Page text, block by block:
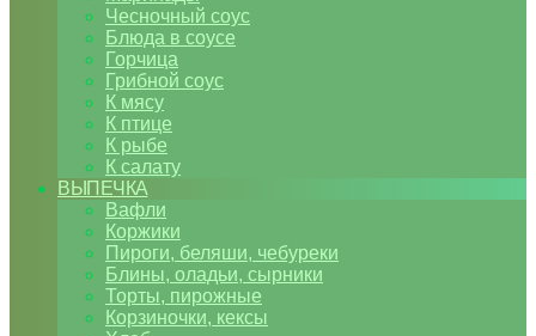
Чесночный соус
Блюда в соусе
Горчица
Грибной соус
К мясу
К птице
К рыбе
К салату
ВЫПЕЧКА
Вафли
Коржики
Пироги, беляши, чебуреки
Блины, оладьи, сырники
Торты, пирожные
Корзиночки, кексы